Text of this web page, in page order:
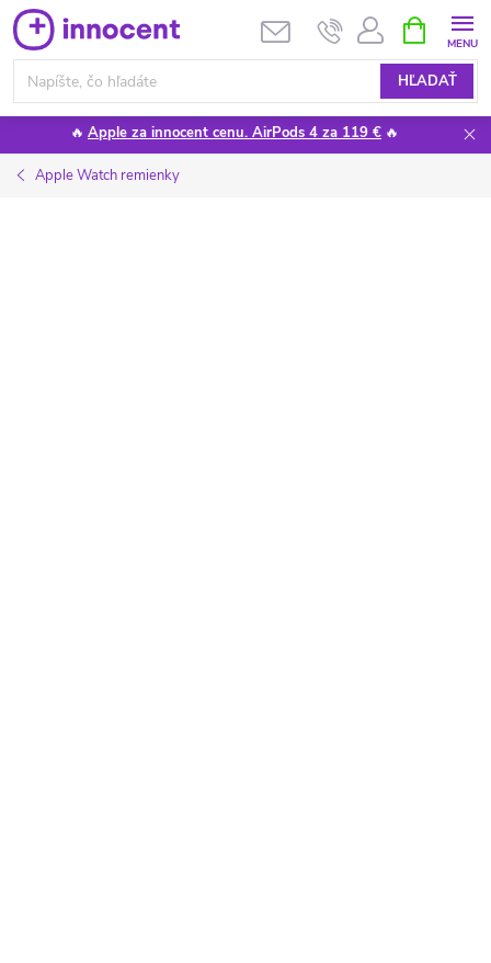
Prejsť
na
obsah
HĽADAŤ
KOŠÍK
🔥 Apple za innocent cenu. AirPods 4 za 119 € 🔥
Apple Watch remienky